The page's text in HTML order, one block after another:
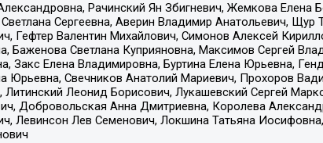
Рачинский Ян Збигневич, Жемкова
Сергеевна, Аверин Владимир Анатольевич,
Гефтер Валентин Михайлович, Симонов Алексей
Баженова Светлана Куприяновна, Максимов Сергей
Закс Елена Владимировна, Буртина Елена Юрьевна,
Юрьевна, Свечников Анатолий Мариевич, Прохоров
Литинский Леонид Борисович, Лукашевский Сергей
Добровольская Анна Дмитриевна, Королева
Левинсон Лев Семенович, Локшина Татьяна